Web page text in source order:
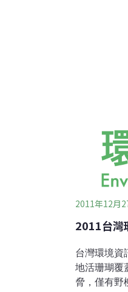
魚類及無
珊瑚礁區
2011年12月
2011台灣
台灣環境資
地活珊瑚覆
脅，僅有野